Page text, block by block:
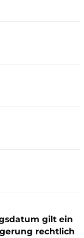
gilt ein
rechtlich